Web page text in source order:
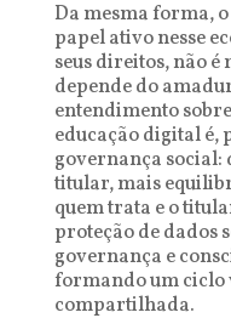
Da mesma forma,
papel ativo nesse
seus direitos, não
depende do
entendimento
educação digital
governança
titular, mais
quem trata e o
proteção de dados
governança e
formando um ciclo
compartilhada.